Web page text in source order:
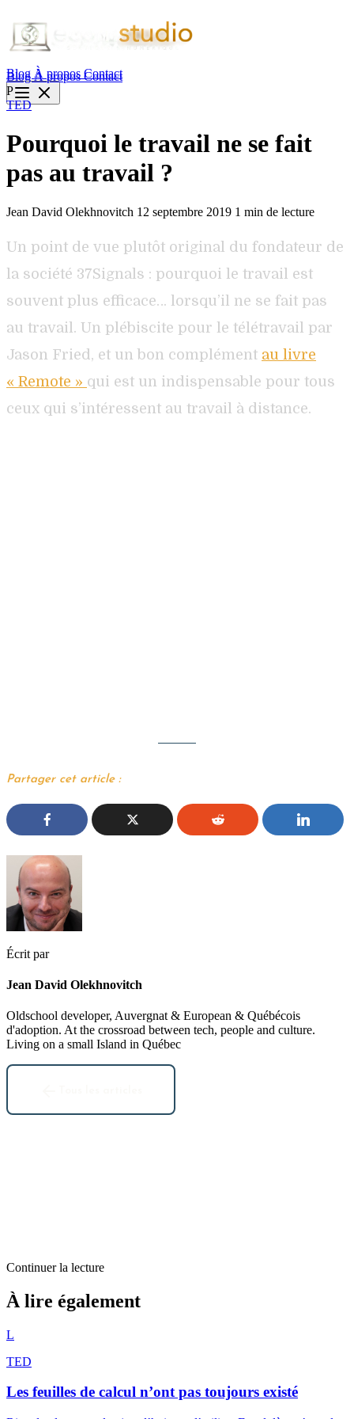
Blog À propos Contact
BlogÀ proposContact
P
TED
Pourquoi le travail ne se fait
pas au travail ?
Jean David Olekhnovitch 12 septembre 2019 1 min de lecture
Un point de vue plutôt original du fondateur de
la société 37Signals : pourquoi le travail est
souvent plus efficace… lorsqu’il ne se fait pas
au travail. Un plébiscite pour le télétravail par
Jason Fried, et un bon complément au livre
« Remote » qui est un indispensable pour tous
ceux qui s’intéressent au travail à distance.
Partager cet article :
Écrit par
Jean David Olekhnovitch
Oldschool developer, Auvergnat & European & Québécois
d'adoption. At the crossroad between tech, people and culture.
Living on a small Island in Québec
Continuer la lecture
À lire également
L
TED
Les feuilles de calcul n’ont pas toujours existé